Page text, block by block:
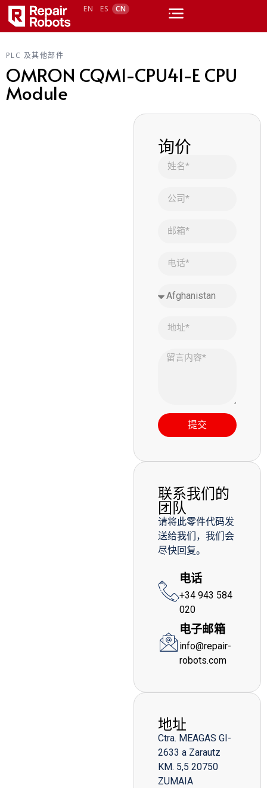
EN ES CN
PLC 及其他部件
OMRON CQM1-CPU41-E CPU
Module
询价
提交
联系我们的
团队
请将此零件代码发
送给我们，我们会
尽快回复。
电话
+34 943 584
020
电子邮箱
info@repair-
robots.com
地址
Ctra. MEAGAS GI-
2633 a Zarautz
KM. 5,5 20750
ZUMAIA